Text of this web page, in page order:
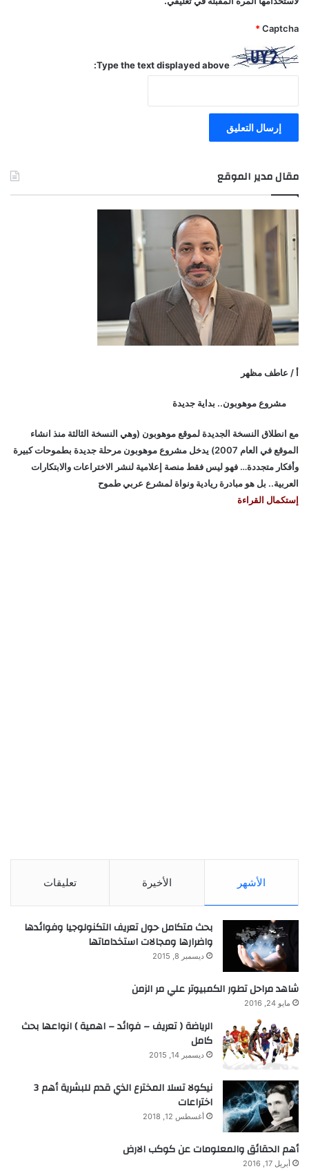
Captcha
*
Type the text displayed above:
مقال مدير الموقع
أ / عاطف مظهر
مشروع موهوبون.. بداية جديدة
مع انطلاق النسخة الجديدة لموقع موهوبون (وهي النسخة الثالثة منذ انشاء
الموقع في العام 2007) يدخل مشروع موهوبون مرحلة جديدة بطموحات كبيرة
وأفكار متجددة… فهو ليس فقط منصة إعلامية لنشر الاختراعات والابتكارات
العربية.. بل هو مبادرة ريادية ونواة لمشرع عربي طموح
إستكمال القراءة
الأشهر الأخيرة تعليقات
بحث متكامل حول تعريف التكنولوجيا وفوائدها
واضرارها ومجالات استخداماتها
ديسمبر 8, 2015
شاهد مراحل تطور الكمبيوتر علي مر الزمن
مايو 24, 2016
الرياضة ( تعريف – فوائد – اهمية ) انواعها بحث
كامل
ديسمبر 14, 2015
نيكولا تسلا المخترع الذي قدم للبشرية أهم 3
اختراعات
أغسطس 12, 2018
أهم الحقائق والمعلومات عن كوكب الارض
أبريل 17, 2016